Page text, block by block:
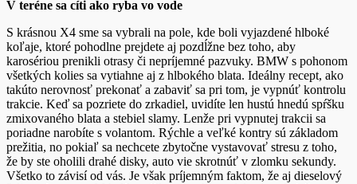
V teréne sa cíti ako ryba vo vode
S krásnou X4 sme sa vybrali na pole, kde boli vyjazdené hlboké
koľaje, ktoré pohodlne prejdete aj pozdĺžne bez toho, aby
karosériou prenikli otrasy či nepríjemné pazvuky. BMW s pohonom
všetkých kolies sa vytiahne aj z hlbokého blata. Ideálny recept, ako
takúto nerovnosť prekonať a zabaviť sa pri tom, je vypnúť kontrolu
trakcie. Keď sa pozriete do zrkadiel, uvidíte len hustú hnedú spŕšku
zmixovaného blata a stebiel slamy. Lenže pri vypnutej trakcii sa
poriadne narobíte s volantom. Rýchle a veľké kontry sú základom
prežitia, no pokiaľ sa nechcete zbytočne vystavovať stresu z toho,
že by ste oholili drahé disky, auto vie skrotnúť v zlomku sekundy.
Všetko to závisí od vás. Je však príjemným faktom, že aj dieselový